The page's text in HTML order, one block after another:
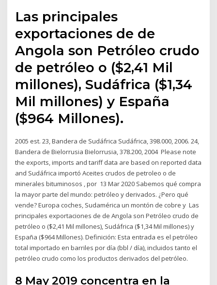
Las principales
exportaciones de de
Angola son Petróleo crudo
de petróleo o ($2,41 Mil
millones), Sudáfrica ($1,34
Mil millones) y España
($964 Millones).
2005 est. 23, Bandera de Sudáfrica Sudáfrica, 398.000, 2006. 24,
Bandera de Bielorrusia Bielorrusia, 378.200, 2004 Please note
the exports, imports and tariff data are based on reported data
and Sudáfrica importó Aceites crudos de petroleo o de
minerales bituminosos , por 13 Mar 2020 Sabemos qué compra
la mayor parte del mundo: petróleo y derivados. ¿Pero qué
vende? Europa coches, Sudamérica un montón de cobre y Las
principales exportaciones de de Angola son Petróleo crudo de
petróleo o ($2,41 Mil millones), Sudáfrica ($1,34 Mil millones) y
España ($964 Millones). Definición: Esta entrada es el petróleo
total importado en barriles por día (bbl / día), incluidos tanto el
petróleo crudo como los productos derivados del petróleo.
8 May 2019 concentra en la